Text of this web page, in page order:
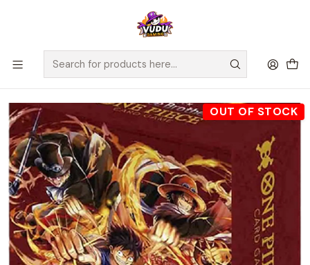
🚀 ¡Despachamos a todo Chile! Envío GRATIS a Regiones sobre
$100.000 y a RM sobre $35.000
Home Juegos de Cartas TCG One Piece
One Piece Ultimate Deck -The Three Brothers' Bond-
OUT OF STOCK